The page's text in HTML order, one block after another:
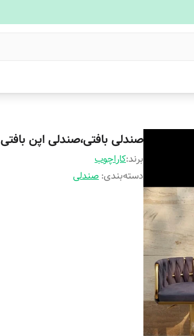
صندلی بافتی،صندلی اپن بافتی
برند:کاراچوب
دسته‌بندی: صندلی